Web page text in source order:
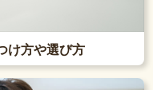
け方や選び方